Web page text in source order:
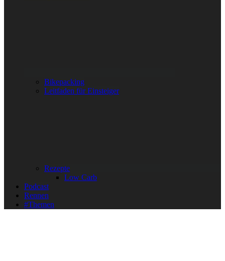
Bikepacking
Leitfaden für Einsteiger
Rezepte
Low Carb
Podcast
Rennen
#Themen